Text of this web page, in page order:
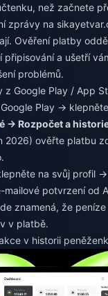
než začnete
zprávy na
Ověření platby
a ušetří
problémů.
z Google Play / App
Play →
→ Rozpočet a
2026) ověřte platbu
na svůj profil →
mailové potvrzení od
znamená, že
v platbě.
v historii